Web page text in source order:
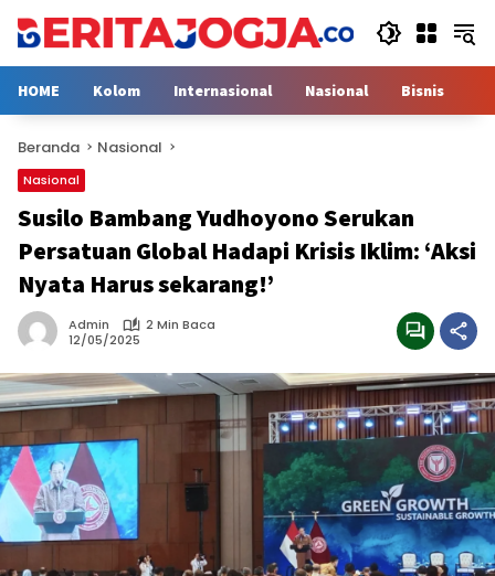
HOME Kolom Internasional Nasional Bisnis
Beranda Nasional
Nasional
Susilo Bambang Yudhoyono Serukan
Persatuan Global Hadapi Krisis Iklim: ‘Aksi
Nyata Harus sekarang!’
Admin
2 Min Baca
12/05/2025